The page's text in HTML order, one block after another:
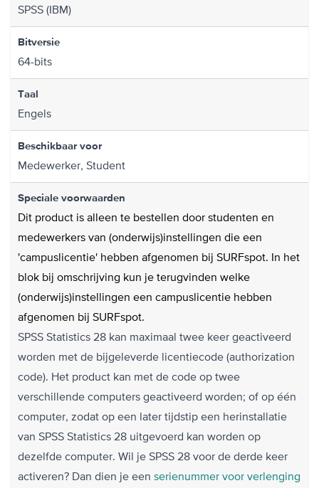
SPSS (IBM)
Bitversie
64-bits
Taal
Engels
Beschikbaar voor
Medewerker, Student
Speciale voorwaarden
Dit product is alleen te bestellen door studenten en
medewerkers van (onderwijs)instellingen die een
'campuslicentie' hebben afgenomen bij SURFspot. In het
blok bij omschrijving kun je terugvinden welke
(onderwijs)instellingen een campuslicentie hebben
afgenomen bij SURFspot.
SPSS Statistics 28 kan maximaal twee keer geactiveerd
worden met de bijgeleverde licentiecode (authorization
code). Het product kan met de code op twee
verschillende computers geactiveerd worden; of op één
computer, zodat op een later tijdstip een herinstallatie
van SPSS Statistics 28 uitgevoerd kan worden op
dezelfde computer. Wil je SPSS 28 voor de derde keer
activeren? Dan dien je een serienummer voor verlenging